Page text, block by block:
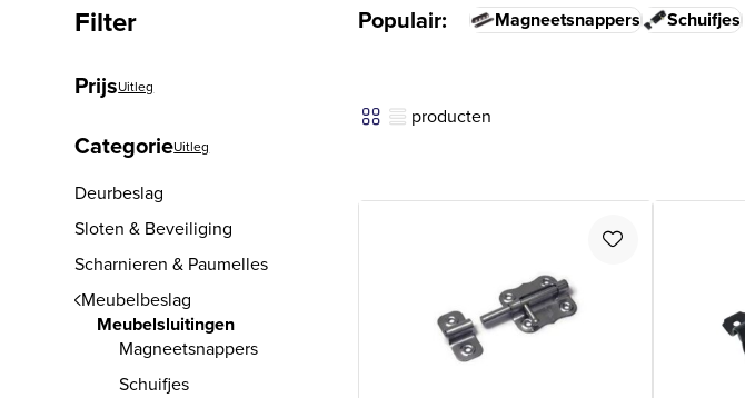
Filter
PrijsUitleg
CategorieUitleg
Deurbeslag
Sloten & Beveiliging
Scharnieren & Paumelles
Meubelbeslag
Meubelsluitingen
Magneetsnappers
Schuifjes
Populair: Magneetsnappers Schuifjes
producten